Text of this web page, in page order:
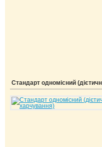
Стандарт одномісний